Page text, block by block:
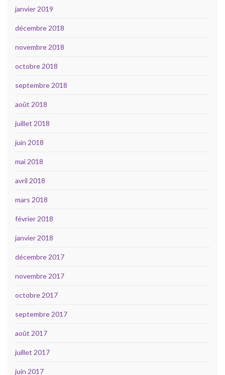
janvier 2019
décembre 2018
novembre 2018
octobre 2018
septembre 2018
août 2018
juillet 2018
juin 2018
mai 2018
avril 2018
mars 2018
février 2018
janvier 2018
décembre 2017
novembre 2017
octobre 2017
septembre 2017
août 2017
juillet 2017
juin 2017